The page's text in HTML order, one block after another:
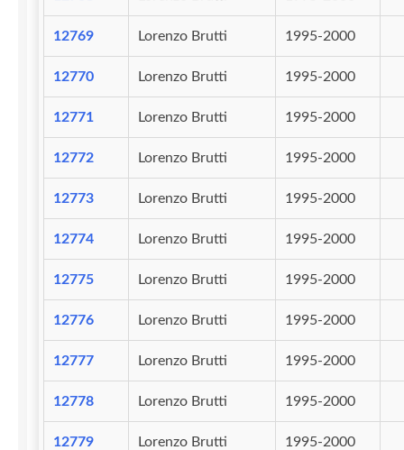
12769 Lorenzo Brutti 1995-2000
12770 Lorenzo Brutti 1995-2000
12771 Lorenzo Brutti 1995-2000
12772 Lorenzo Brutti 1995-2000
12773 Lorenzo Brutti 1995-2000
12774 Lorenzo Brutti 1995-2000
12775 Lorenzo Brutti 1995-2000
12776 Lorenzo Brutti 1995-2000
12777 Lorenzo Brutti 1995-2000
12778 Lorenzo Brutti 1995-2000
12779 Lorenzo Brutti 1995-2000